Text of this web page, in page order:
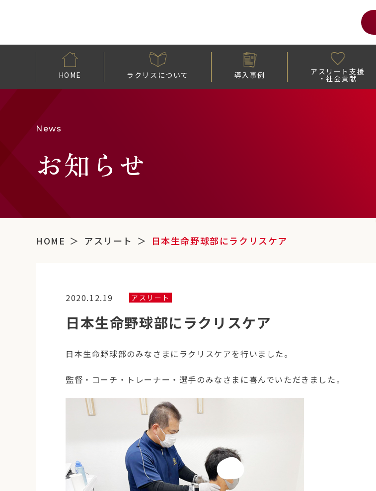
HOME ラクリスについて 導入事例 アスリート支援
・社会貢献
News
お知らせ
HOME アスリート 日本生命野球部にラクリスケア
2020.12.19 アスリート
日本生命野球部にラクリスケア
日本生命野球部のみなさまにラクリスケアを行いました。
監督・コーチ・トレーナー・選手のみなさまに喜んでいただきました。